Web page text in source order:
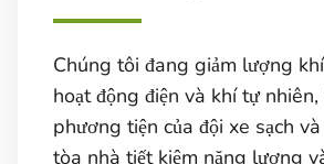
Chúng tôi đang giảm lượng
hoạt động điện và khí tự
phương tiện của đội xe sạch
tòa nhà tiết kiệm năng lượng